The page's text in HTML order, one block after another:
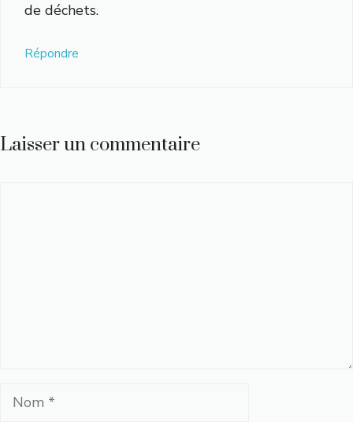
de déchets.
Répondre
Laisser un commentaire
Nom